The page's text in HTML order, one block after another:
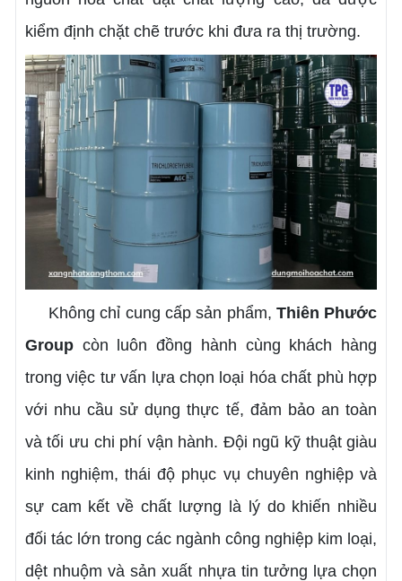
kiểm định chặt chẽ trước khi đưa ra thị trường.
Không chỉ cung cấp sản phẩm, Thiên Phước
Groupcòn luôn đồng hành cùng khách hàng
trong việc tư vấn lựa chọn loại hóa chất phù hợp
với nhu cầu sử dụng thực tế, đảm bảo an toàn
và tối ưu chi phí vận hành. Đội ngũ kỹ thuật giàu
kinh nghiệm, thái độ phục vụ chuyên nghiệp và
sự cam kết về chất lượng là lý do khiến nhiều
đối tác lớn trong các ngành công nghiệp kim loại,
dệt nhuộm và sản xuất nhựa tin tưởng lựa chọn